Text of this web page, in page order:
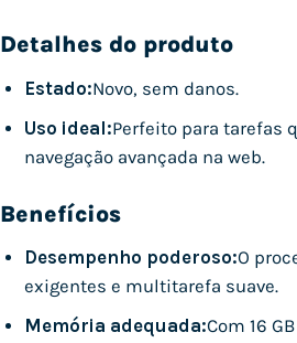
Detalhes do produto
Estado:Novo, sem danos.
Uso ideal:Perfeito para tarefas
navegação avançada na web.
Benefícios
Desempenho poderoso:O
exigentes e multitarefa suave.
Memória adequada:Com 16